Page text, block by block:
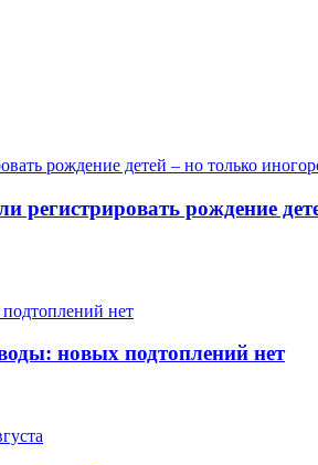
регистрировать рождение
новых подтоплений нет